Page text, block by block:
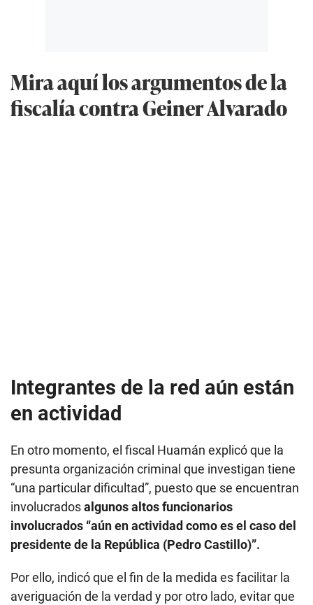
Mira aquí los argumentos de la
fiscalía contra Geiner Alvarado
Integrantes de la red aún están
en actividad
En otro momento, el fiscal Huamán explicó que la
presunta organización criminal que investigan tiene
“una particular dificultad”, puesto que se encuentran
involucradosalgunos altos funcionarios
involucrados “aún en actividad como es el caso del
presidente de la República (Pedro Castillo)”.
Por ello, indicó que el fin de la medida es facilitar la
averiguación de la verdad y por otro lado, evitar que